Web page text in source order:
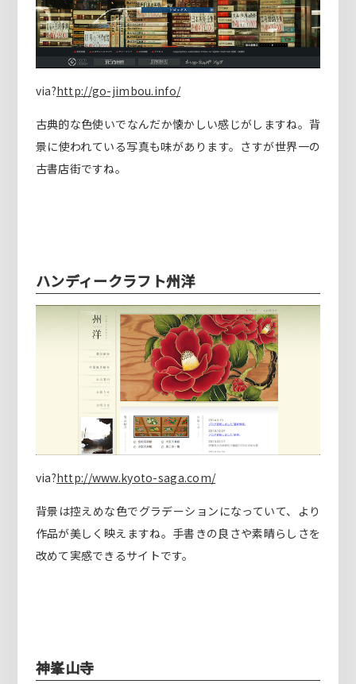
via?http://go-jimbou.info/
古典的な色使いでなんだか懐かしい感じがしますね。背
景に使われている写真も味があります。さすが世界一の
古書店街ですね。
ハンディークラフト州洋
via?http://www.kyoto-saga.com/
背景は控えめな色でグラデーションになっていて、より
作品が美しく映えますね。手書きの良さや素晴らしさを
改めて実感できるサイトです。
神峯山寺